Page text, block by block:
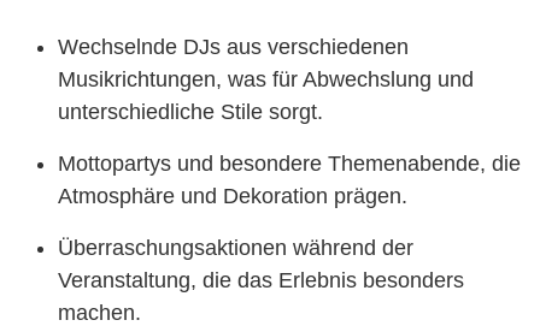
Wechselnde DJs aus verschiedenen
Musikrichtungen, was für Abwechslung und
unterschiedliche Stile sorgt.
Mottopartys und besondere Themenabende, die
Atmosphäre und Dekoration prägen.
Überraschungsaktionen während der
Veranstaltung, die das Erlebnis besonders
machen.